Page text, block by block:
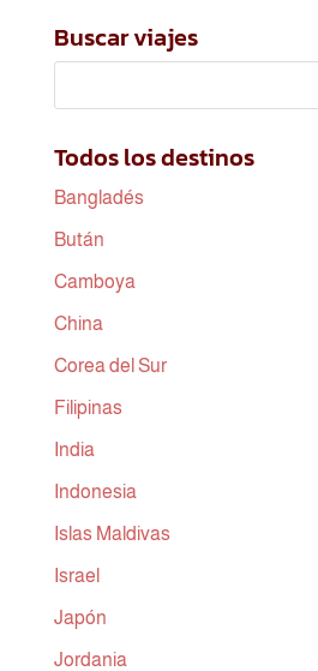
Buscar viajes
Todos los destinos
Bangladés
Bután
Camboya
China
Corea del Sur
Filipinas
India
Indonesia
Islas Maldivas
Israel
Japón
Jordania